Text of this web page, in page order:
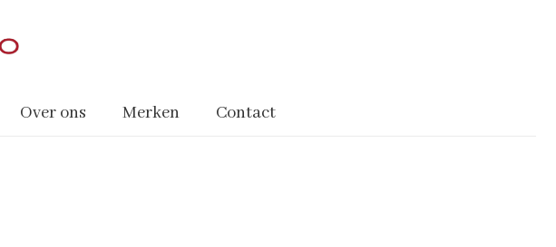
Over ons Merken Contact